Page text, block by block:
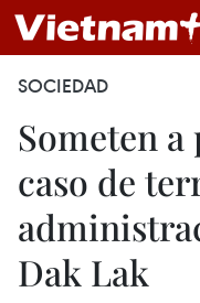
SOCIEDAD
Someten a
caso de
Dak Lak